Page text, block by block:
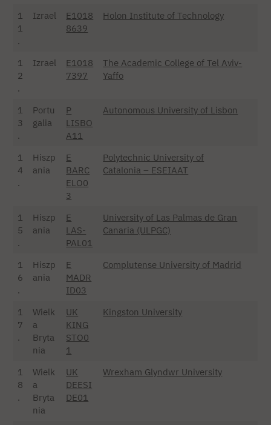
1
1
.
Izrael
E1018
8639
Holon Institute of Technology
1
2
.
Izrael
E1018
7397
The Academic College of Tel Aviv-
Yaffo
1
3
.
Portu
galia
P
LISBO
A11
Autonomous University of Lisbon
1
4
.
Hiszp
ania
E
BARC
ELO0
3
Polytechnic University of
Catalonia – ESEIAAT
1
5
.
Hiszp
ania
E
LAS-
PAL01
University of Las Palmas de Gran
Canaria (ULPGC)
1
6
.
Hiszp
ania
E
MADR
ID03
Complutense University of Madrid
1
7
.
Wielk
a
Bryta
nia
UK
KING
STO0
1
Kingston University
1
8
.
Wielk
a
Bryta
nia
UK
DEESI
DE01
Wrexham Glyndwr University